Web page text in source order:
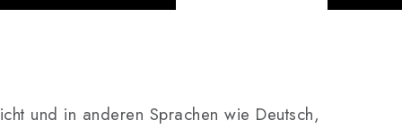
und in anderen Sprachen wie Deutsch,